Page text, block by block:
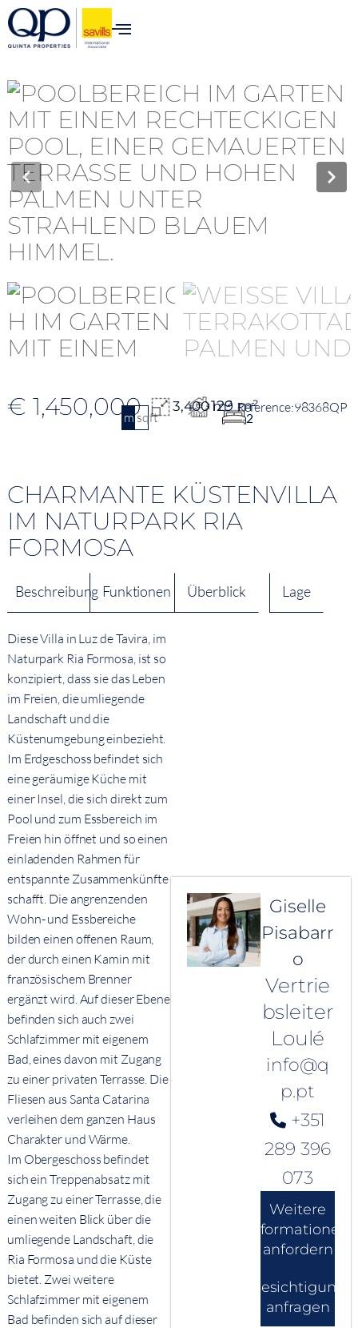
€ 1,450,000
m2sqft
3,400 m²129 m²
2
98368QP
CHARMANTE KÜSTENVILLA
IM NATURPARK RIA
FORMOSA
Beschreibung Funktionen Überblick Lage
Diese Villa in Luz de Tavira, im
Naturpark Ria Formosa, ist so
konzipiert, dass sie das Leben
im Freien, die umliegende
Landschaft und die
Küstenumgebung einbezieht.
Im Erdgeschoss befindet sich
eine geräumige Küche mit
einer Insel, die sich direkt zum
Pool und zum Essbereich im
Freien hin öffnet und so einen
einladenden Rahmen für
entspannte Zusammenkünfte
schafft. Die angrenzenden
Wohn- und Essbereiche
bilden einen offenen Raum,
der durch einen Kamin mit
französischem Brenner
ergänzt wird. Auf dieser Ebene
befinden sich auch zwei
Schlafzimmer mit eigenem
Bad, eines davon mit Zugang
zu einer privaten Terrasse. Die
Fliesen aus Santa Catarina
verleihen dem ganzen Haus
Charakter und Wärme.
Im Obergeschoss befindet
sich ein Treppenabsatz mit
Zugang zu einer Terrasse, die
einen weiten Blick über die
umliegende Landschaft, die
Ria Formosa und die Küste
bietet. Zwei weitere
Schlafzimmer mit eigenem
Bad befinden sich auf dieser
Giselle
Pisabarr
o
Vertrie
bsleiter
Loulé
info@q
p.pt
+351
289 396
073
Weitere
Informationen
anfordern
Besichtigung
anfragen